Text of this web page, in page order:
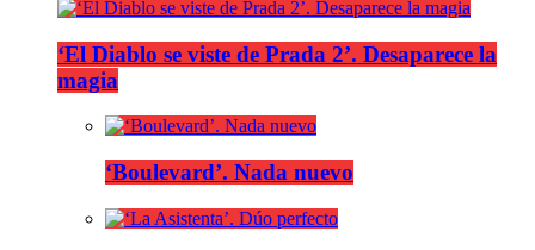
‘El Diablo se viste de Prada 2’. Desaparece la
magia
‘Boulevard’. Nada nuevo